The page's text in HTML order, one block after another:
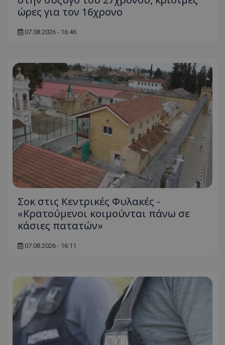
ώρες για τον 16χρονο
07.08.2026 - 16:46
Σοκ στις Κεντρικές Φυλακές -
«Κρατούμενοι κοιμούνται πάνω σε
κάσιες πατατών»
07.08.2026 - 16:11